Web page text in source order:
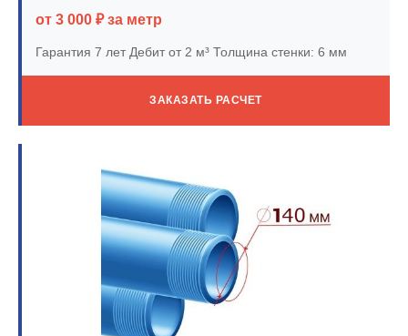
от 3 000 ₽ за метр
Гарантия 7 летДебит от 2 м³ Толщина стенки: 6 мм
ЗАКАЗАТЬ РАСЧЕТ